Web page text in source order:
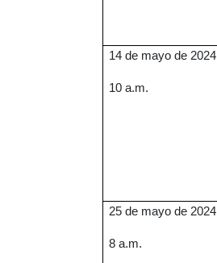
14 de mayo de 2024
10 a.m.
25 de mayo de 2024
8 a.m.